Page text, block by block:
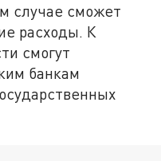
случае сможет
расходы. К
смогут
банкам